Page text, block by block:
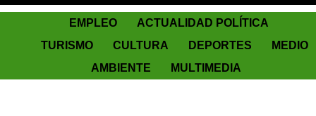
EMPLEO
ACTUALIDAD POLÍTICA
TURISMO
CULTURA DEPORTES
MEDIO
AMBIENTE
MULTIMEDIA